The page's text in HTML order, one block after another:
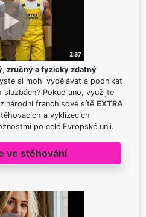
zručný a fyzicky zdatný
si mohl vydělávat a podnikat
Pokud ano, využijte
franchisové sítě EXTRA
a vyklízecích
po celé Evropské unii.
ve stěhování